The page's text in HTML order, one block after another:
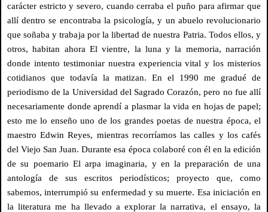
carácter estricto y severo, cuando cerraba el puño para afirmar que
allí dentro se encontraba la psicología, y un abuelo revolucionario
que soñaba y trabaja por la libertad de nuestra Patria. Todos ellos, y
otros, habitan ahora El vientre, la luna y la memoria, narración
donde intento testimoniar nuestra experiencia vital y los misterios
cotidianos que todavía la matizan. En el 1990 me gradué de
periodismo de la Universidad del Sagrado Corazón, pero no fue allí
necesariamente donde aprendí a plasmar la vida en hojas de papel;
esto me lo enseño uno de los grandes poetas de nuestra época, el
maestro Edwin Reyes, mientras recorríamos las calles y los cafés
del Viejo San Juan. Durante esa época colaboré con él en la edición
de su poemario El arpa imaginaria, y en la preparación de una
antología de sus escritos periodísticos; proyecto que, como
sabemos, interrumpió su enfermedad y su muerte. Esa iniciación en
la literatura me ha llevado a explorar la narrativa, el ensayo, la